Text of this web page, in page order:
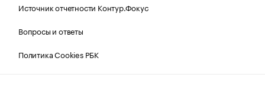
Источник отчетности Контур.Фокус
Вопросы и ответы
Политика Cookies РБК